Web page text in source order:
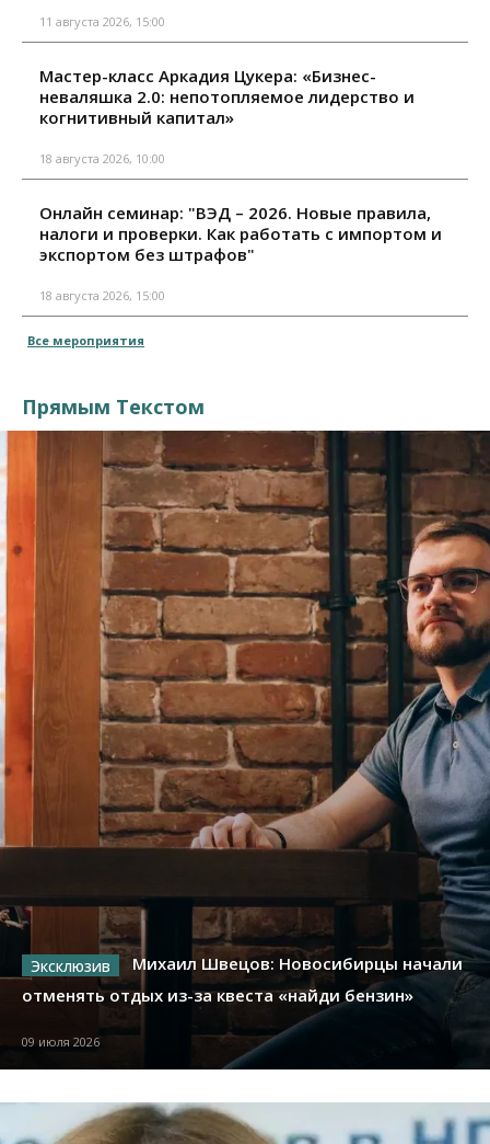
11 августа 2026, 15:00
Мастер-класс Аркадия Цукера: «Бизнес-
неваляшка 2.0: непотопляемое лидерство и
когнитивный капитал»
18 августа 2026, 10:00
Онлайн семинар: "ВЭД – 2026. Новые правила,
налоги и проверки. Как работать с импортом и
экспортом без штрафов"
18 августа 2026, 15:00
Все мероприятия
Прямым Текстом
Михаил Швецов: Новосибирцы начали
отменять отдых из-за квеста «найди бензин»
09 июля 2026